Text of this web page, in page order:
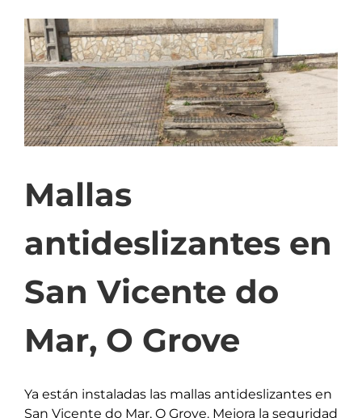
Mallas
antideslizantes en
San Vicente do
Mar, O Grove
Ya están instaladas las mallas antideslizantes en
San Vicente do Mar, O Grove. Mejora la seguridad